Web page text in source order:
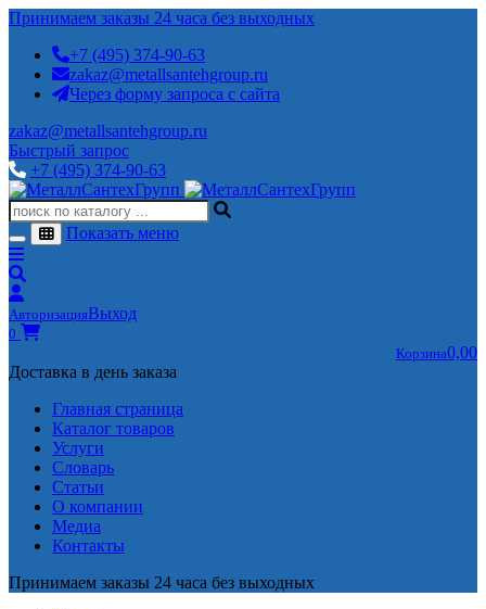
Принимаем заказы 24 часа без выходных
+7 (495) 374-90-63
zakaz@metallsantehgroup.ru
Через форму запроса с сайта
zakaz@metallsantehgroup.ru
Быстрый запрос
+7 (495) 374-90-63
Показать меню
АвторизацияВыход
0
Корзина0,00
Доставка в день заказа
Главная страница
Каталог товаров
Услуги
Словарь
Статьи
О компании
Медиа
Контакты
Принимаем заказы 24 часа без выходных